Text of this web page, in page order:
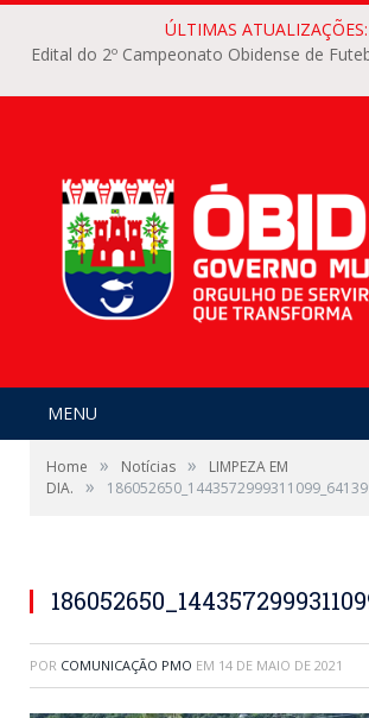
ÚLTIMAS ATUALIZAÇÕES:
Edital do 2º Campeonato Obidense de
MENU
Home » Notícias »
LIMPEZA EM
DIA.
»
POR COMUNICAÇÃO PMO EM 14 DE MAIO DE 2021